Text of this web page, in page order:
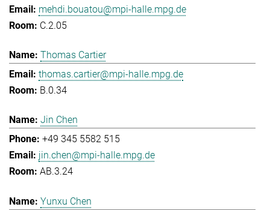
mehdi.bouatou@mpi-halle.mpg.de
C.2.05
Thomas Cartier
thomas.cartier@mpi-halle.mpg.de
B.0.34
Jin Chen
+49 345 5582 515
jin.chen@mpi-halle.mpg.de
AB.3.24
Yunxu Chen